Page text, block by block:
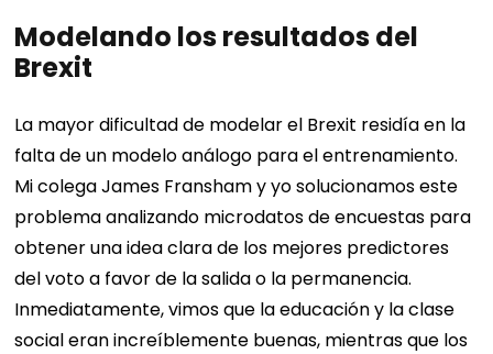
Modelando los resultados del
Brexit
La mayor dificultad de modelar el Brexit residía en la
falta de un modelo análogo para el entrenamiento.
Mi colega James Fransham y yo solucionamos este
problema analizando microdatos de encuestas para
obtener una idea clara de los mejores predictores
del voto a favor de la salida o la permanencia.
Inmediatamente, vimos que la educación y la clase
social eran increíblemente buenas, mientras que los